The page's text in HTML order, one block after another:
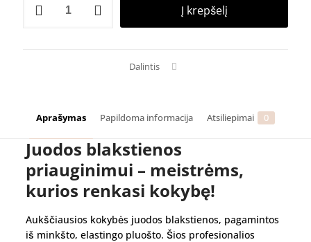
Į krepšelį
Dalintis
Aprašymas Papildoma informacija Atsiliepimai 0
Juodos blakstienos
priauginimui – meistrėms,
kurios renkasi kokybę!
Aukščiausios kokybės juodos blakstienos, pagamintos
iš minkšto, elastingo pluošto. Šios profesionalios